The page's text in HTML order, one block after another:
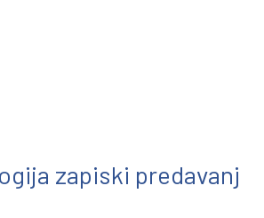
zapiski predavanj